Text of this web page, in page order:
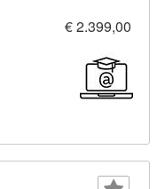
€ 2.399,00